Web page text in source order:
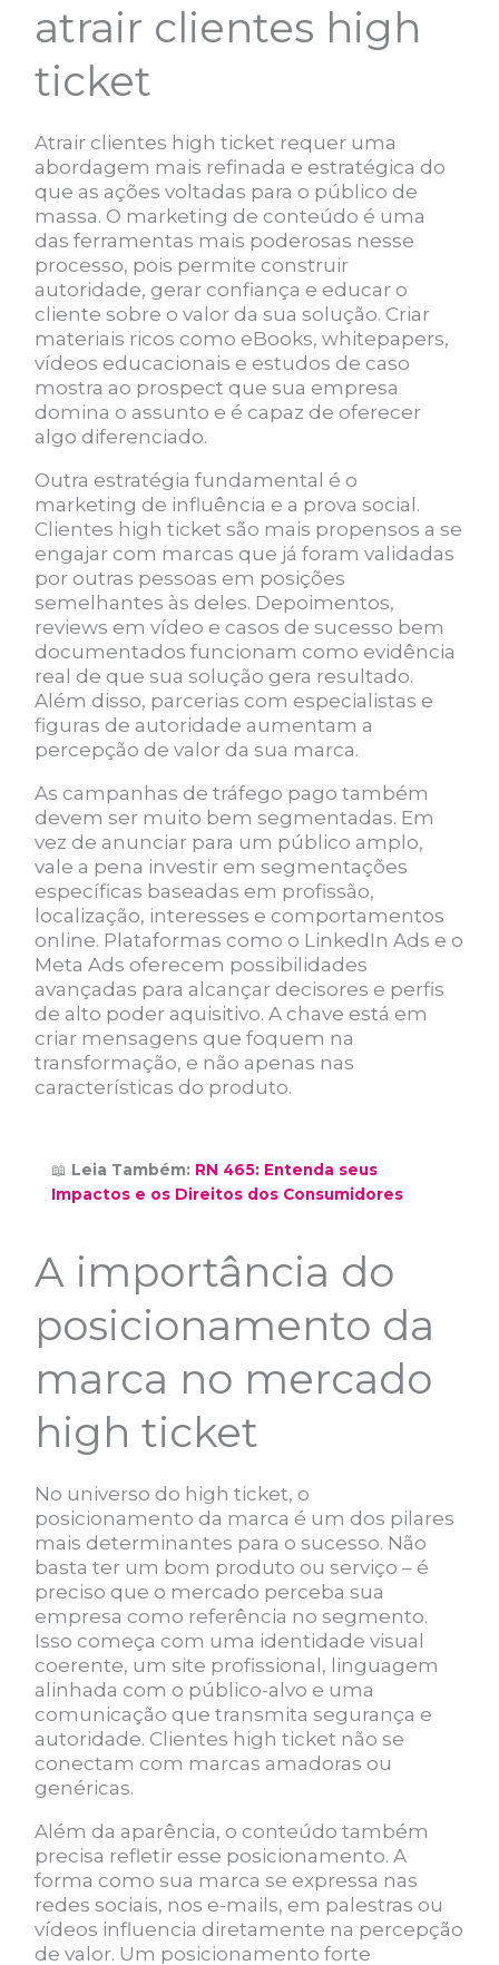
atrair clientes high
ticket
Atrair clientes high ticket requer uma
abordagem mais refinada e estratégica do
que as ações voltadas para o público de
massa. O marketing de conteúdo é uma
das ferramentas mais poderosas nesse
processo, pois permite construir
autoridade, gerar confiança e educar o
cliente sobre o valor da sua solução. Criar
materiais ricos como eBooks, whitepapers,
vídeos educacionais e estudos de caso
mostra ao prospect que sua empresa
domina o assunto e é capaz de oferecer
algo diferenciado.
Outra estratégia fundamental é o
marketing de influência e a prova social.
Clientes high ticket são mais propensos a se
engajar com marcas que já foram validadas
por outras pessoas em posições
semelhantes às deles. Depoimentos,
reviews em vídeo e casos de sucesso bem
documentados funcionam como evidência
real de que sua solução gera resultado.
Além disso, parcerias com especialistas e
figuras de autoridade aumentam a
percepção de valor da sua marca.
As campanhas de tráfego pago também
devem ser muito bem segmentadas. Em
vez de anunciar para um público amplo,
vale a pena investir em segmentações
específicas baseadas em profissão,
localização, interesses e comportamentos
online. Plataformas como o LinkedIn Ads e o
Meta Ads oferecem possibilidades
avançadas para alcançar decisores e perfis
de alto poder aquisitivo. A chave está em
criar mensagens que foquem na
transformação, e não apenas nas
características do produto.
📖 Leia Também: RN 465: Entenda seus
Impactos e os Direitos dos Consumidores
A importância do
posicionamento da
marca no mercado
high ticket
No universo do high ticket, o
posicionamento da marca é um dos pilares
mais determinantes para o sucesso. Não
basta ter um bom produto ou serviço – é
preciso que o mercado perceba sua
empresa como referência no segmento.
Isso começa com uma identidade visual
coerente, um site profissional, linguagem
alinhada com o público-alvo e uma
comunicação que transmita segurança e
autoridade. Clientes high ticket não se
conectam com marcas amadoras ou
genéricas.
Além da aparência, o conteúdo também
precisa refletir esse posicionamento. A
forma como sua marca se expressa nas
redes sociais, nos e-mails, em palestras ou
vídeos influencia diretamente na percepção
de valor. Um posicionamento forte